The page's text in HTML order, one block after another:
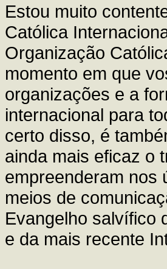
Estou muito
Católica
Organização
momento em que
organizações e a
internacional para
certo disso, é
ainda mais eficaz o
empreenderam nos
meios de
Evangelho salvífico
e da mais recente